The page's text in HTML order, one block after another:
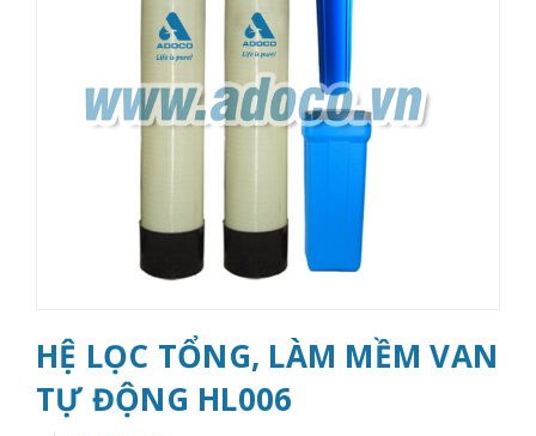
HỆ LỌC TỔNG, LÀM MỀM VAN
TỰ ĐỘNG HL006